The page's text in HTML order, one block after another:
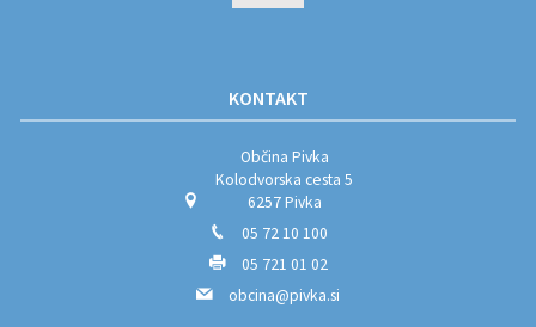
KONTAKT
Občina Pivka
Kolodvorska cesta 5
6257 Pivka
05 72 10 100
05 721 01 02
obcina@pivka.si